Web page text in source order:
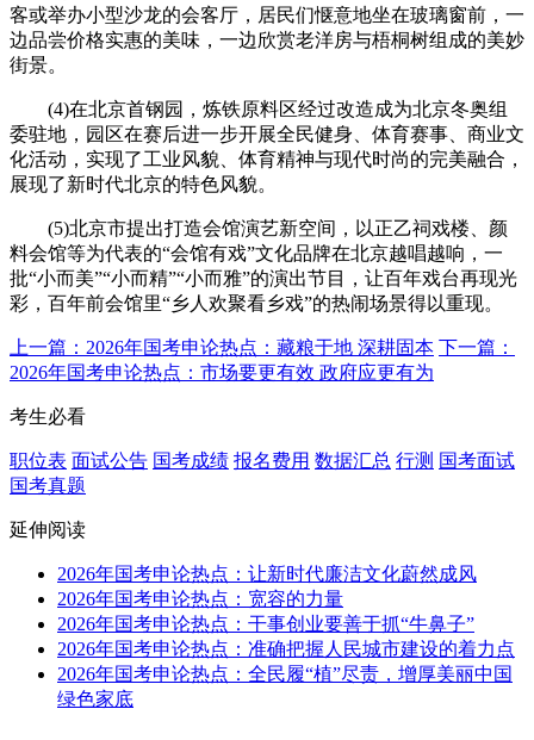
客或举办小型沙龙的会客厅，居民们惬意地坐在玻璃窗前，一
边品尝价格实惠的美味，一边欣赏老洋房与梧桐树组成的美妙
街景。
(4)在北京首钢园，炼铁原料区经过改造成为北京冬奥组
委驻地，园区在赛后进一步开展全民健身、体育赛事、商业文
化活动，实现了工业风貌、体育精神与现代时尚的完美融合，
展现了新时代北京的特色风貌。
(5)北京市提出打造会馆演艺新空间，以正乙祠戏楼、颜
料会馆等为代表的“会馆有戏”文化品牌在北京越唱越响，一
批“小而美”“小而精”“小而雅”的演出节目，让百年戏台再现光
彩，百年前会馆里“乡人欢聚看乡戏”的热闹场景得以重现。
上一篇：2026年国考申论热点：藏粮于地 深耕固本 下一篇：
2026年国考申论热点：市场要更有效 政府应更有为
考生必看
职位表 面试公告 国考成绩 报名费用 数据汇总 行测 国考面试
国考真题
延伸阅读
2026年国考申论热点：让新时代廉洁文化蔚然成风
2026年国考申论热点：宽容的力量
2026年国考申论热点：干事创业要善于抓“牛鼻子”
2026年国考申论热点：准确把握人民城市建设的着力点
2026年国考申论热点：全民履“植”尽责，增厚美丽中国
绿色家底